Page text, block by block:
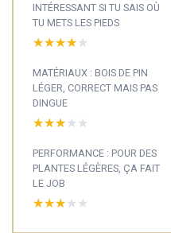
INTÉRESSANT SI TU SAIS OÙ
TU METS LES PIEDS
★★★★★
★★★★★
MATÉRIAUX : BOIS DE PIN
LÉGER, CORRECT MAIS PAS
DINGUE
★★★★★
★★★★★
PERFORMANCE : POUR DES
PLANTES LÉGÈRES, ÇA FAIT
LE JOB
★★★★★
★★★★★